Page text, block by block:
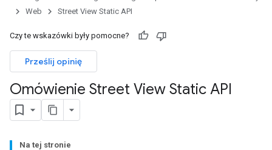
Web
Street View Static API
Czy te wskazówki były pomocne?
Prześlij opinię
Omówienie Street View Static API
Na tej stronie